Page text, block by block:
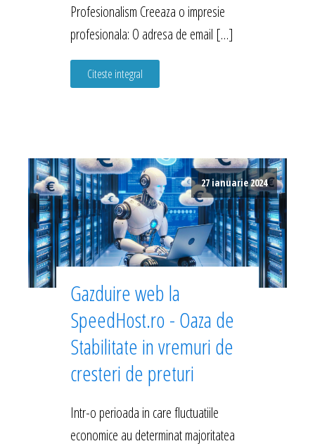
Profesionalism Creeaza o impresie
profesionala: O adresa de email […]
Citeste integral
27 ianuarie 2024
Gazduire web la
SpeedHost.ro - Oaza de
Stabilitate in vremuri de
cresteri de preturi
Intr-o perioada in care fluctuatiile
economice au determinat majoritatea